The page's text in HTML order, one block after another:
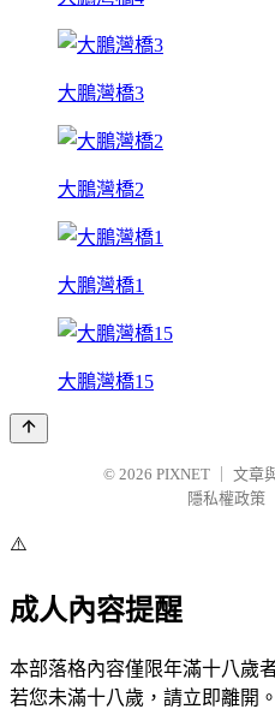
大鵬灣橋3
大鵬灣橋2
大鵬灣橋1
大鵬灣橋15
© 2026 PIXNET
文章
隱私權政策
⚠️
成人內容提醒
本部落格內容僅限年滿十八歲
若您未滿十八歲，請立即離開。